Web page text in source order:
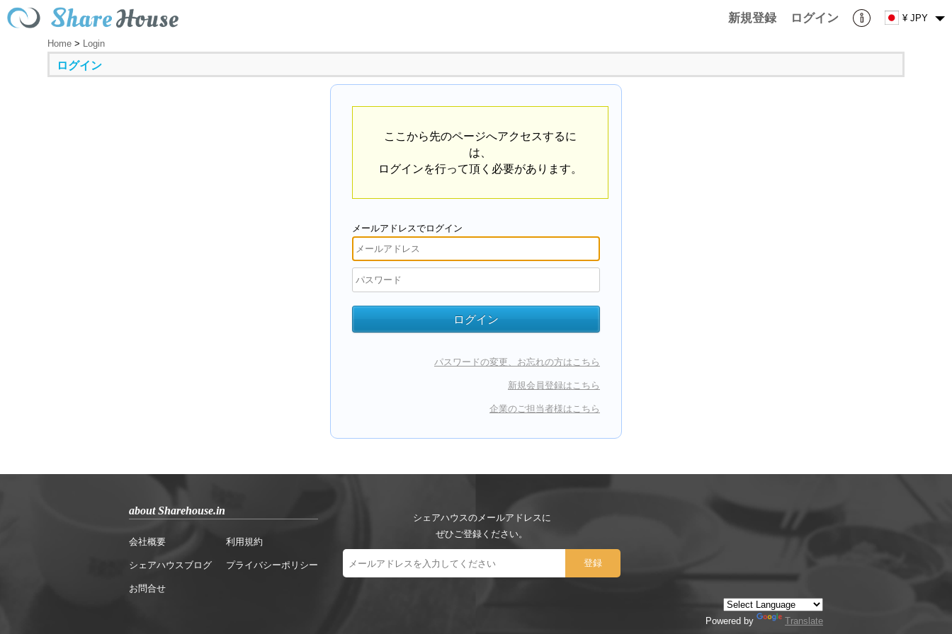
新規登録 ログイン ¥ JPY
Home > Login
ログイン
ここから先のページへアクセスするに
は、
ログインを行って頂く必要があります。
メールアドレスでログイン
パスワードの変更、お忘れの方はこちら
新規会員登録はこちら
企業のご担当者様はこちら
about Sharehouse.in
会社概要
シェアハウスブログ
お問合せ
利用規約
プライバシーポリシー
シェアハウスのメールアドレスに
ぜひご登録ください。
Powered by Translate